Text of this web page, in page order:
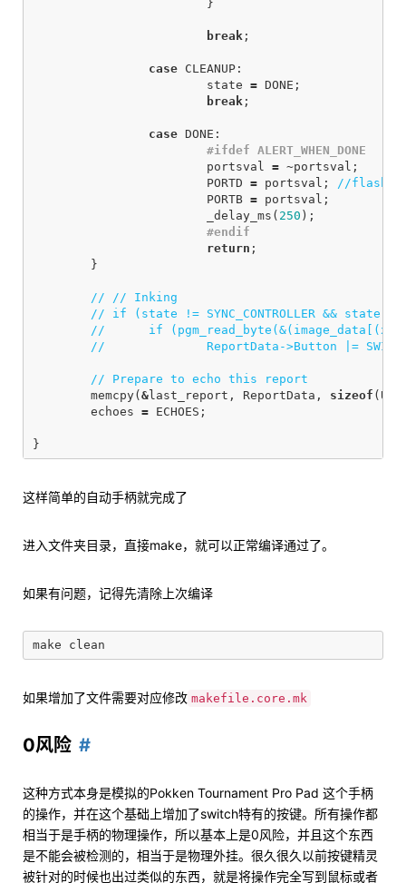
}
break ;
case CLEANUP :
state = DONE ;
break ;
case DONE :
portsval = ~portsval ;
PORTD = portsval ;
//flash
PORTB = portsval ;
_delay_ms ( 250 );
return ;
}
// // Inking
// if (state != SYNC_CONTROLLER && state !=
// 	if
// 		ReportData->Button |=
// Prepare to echo this report
memcpy( & last_report , ReportData , sizeof (
echoes = ECHOES ;
}
这样简单的自动手柄就完成了
进入文件夹目录，直接make，就可以正常编译通过了。
如果有问题，记得先清除上次编译
如果增加了文件需要对应修改 makefile.core.mk
0风险
这种方式本身是模拟的Pokken Tournament Pro Pad 这个手柄
的操作，并在这个基础上增加了switch特有的按键。所有操作都
相当于是手柄的物理操作，所以基本上是0风险，并且这个东西
是不能会被检测的，相当于是物理外挂。很久很久以前按键精灵
被针对的时候也出过类似的东西，就是将操作完全写到鼠标或者